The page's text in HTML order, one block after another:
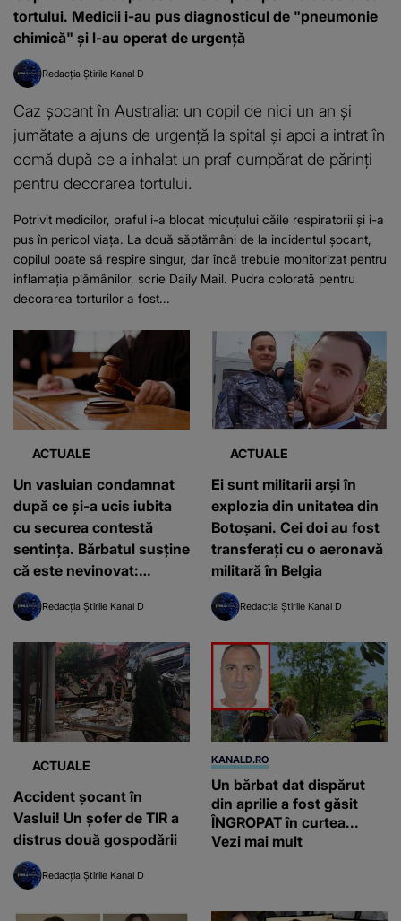
tortului. Medicii i-au pus diagnosticul de "pneumonie
chimică" și l-au operat de urgență
Redacția Știrile Kanal D
Caz șocant în Australia: un copil de nici un an și
jumătate a ajuns de urgență la spital și apoi a intrat în
comă după ce a inhalat un praf cumpărat de părinți
pentru decorarea tortului.
Potrivit medicilor, praful i-a blocat micuțului căile respiratorii și i-a
pus în pericol viața. La două săptămâni de la incidentul șocant,
copilul poate să respire singur, dar încă trebuie monitorizat pentru
inflamația plămânilor, scrie Daily Mail. Pudra colorată pentru
decorarea torturilor a fost...
ACTUALE
Un vasluian condamnat
după ce și-a ucis iubita
cu securea contestă
sentința. Bărbatul susține
că este nevinovat:
“Venea băută acasă.
Eram bolnav”
Redacția Știrile Kanal D
ACTUALE
Ei sunt militarii arși în
explozia din unitatea din
Botoșani. Cei doi au fost
transferați cu o aeronavă
militară în Belgia
Redacția Știrile Kanal D
ACTUALE
Accident șocant în
Vaslui! Un șofer de TIR a
distrus două gospodării
Redacția Știrile Kanal D
KANALD.RO
Un bărbat dat dispărut
din aprilie a fost găsit
ÎNGROPAT în curtea...
Vezi mai mult